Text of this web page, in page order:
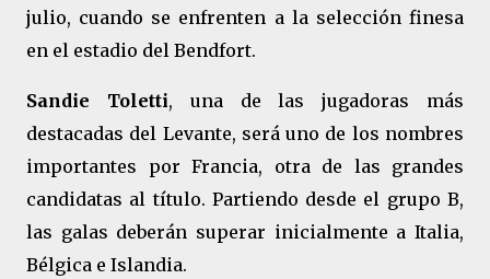
julio, cuando se enfrenten a la selección finesa
en el estadio del Bendfort.
Sandie Toletti, una de las jugadoras más
destacadas del Levante, será uno de los nombres
importantes por Francia, otra de las grandes
candidatas al título. Partiendo desde el grupo B,
las galas deberán superar inicialmente a Italia,
Bélgica e Islandia.